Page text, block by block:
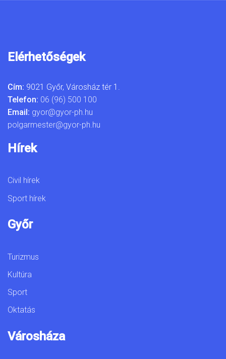
Elérhetőségek
Cím: 9021 Győr, Városház tér 1.
Telefon: 06 (96) 500 100
Email: gyor@gyor-ph.hu
polgarmester@gyor-ph.hu
Hírek
Civil hírek
Sport hírek
Győr
Turizmus
Kultúra
Sport
Oktatás
Városháza